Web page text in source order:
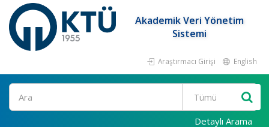
Akademik Veri Yönetim
Sistemi
Araştırmacı Girişi English
Ara
Detaylı Arama